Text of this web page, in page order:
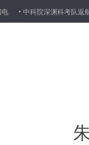
院深渊科考队返航 取得